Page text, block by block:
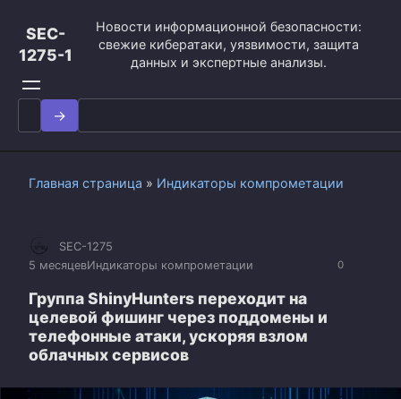
контенту
SEC-
1275-1
Новости информационной безопасности:
свежие кибератаки, уязвимости, защита
данных и экспертные анализы.
Search
for:
Главная страница » Индикаторы компрометации
0
SEC-1275
5 месяцевИндикаторы компрометации
Группа ShinyHunters переходит на
целевой фишинг через поддомены и
телефонные атаки, ускоряя взлом
облачных сервисов